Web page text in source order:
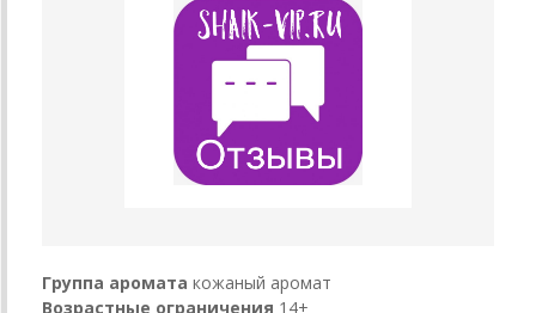
Группа аромата кожаный аромат
Возрастные ограничения 14+